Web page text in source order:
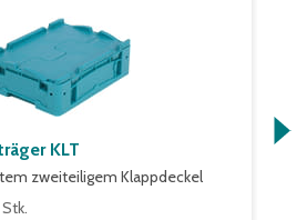
KLT
zweiteiligem Klappdeckel